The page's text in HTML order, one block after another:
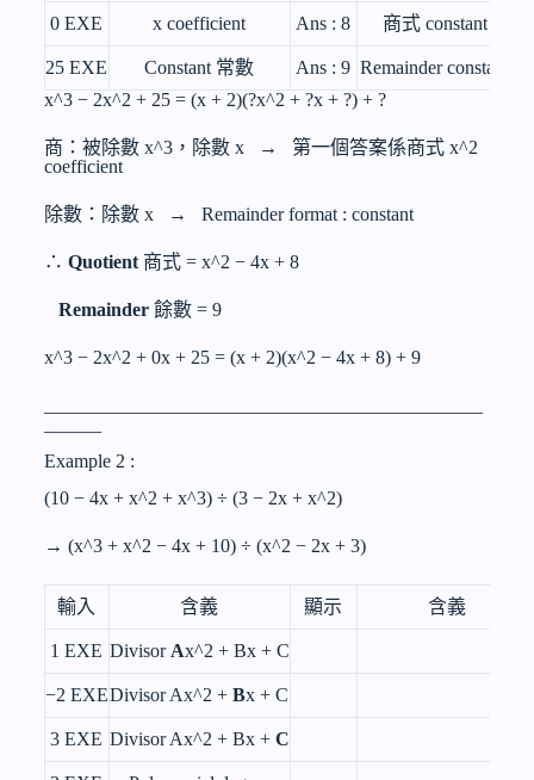
0 EXE x coefficient Ans : 8 商式 constant
25 EXE Constant 常數 Ans : 9 Remainder constant
x^3 − 2x^2 + 25 = (x + 2)(?x^2 + ?x + ?) + ?
商：被除數 x^3，除數 x → 第一個答案係商式 x^2
coefficient
除數：除數 x → Remainder format : constant
∴ Quotient商式 = x^2 − 4x+ 8
Remainder餘數 = 9
x^3 − 2x^2 + 0x+ 25 = (x + 2)(x^2 − 4x+ 8) + 9
Example 2 :
(10 − 4x + x^2 + x^3) ÷ (3 − 2x + x^2)
→ (x^3 + x^2 − 4x+ 10) ÷ (x^2 − 2x+ 3)
輸入 含義 顯示 含義
1 EXE Divisor Ax^2 + Bx + C
−2 EXEDivisor Ax^2 +Bx + C
3 EXE Divisor Ax^2 + Bx + C